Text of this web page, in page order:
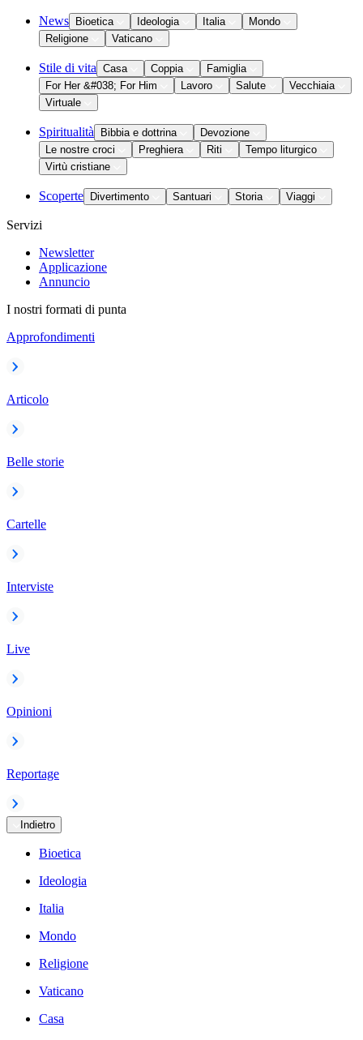
News Bioetica Ideologia Italia
Mondo
Religione
Vaticano
Stile di vita Casa Coppia
Famiglia
For Her &#038; For Him
Lavoro Salute
Vecchiaia
Virtuale
Spiritualità Bibbia e dottrina
Devozione
Le nostre croci
Preghiera Riti
Tempo liturgico
Virtù cristiane
Scoperte Divertimento Santuari Storia Viaggi
Servizi
Newsletter
Applicazione
Annuncio
I nostri formati di punta
Approfondimenti
Articolo
Belle storie
Cartelle
Interviste
Live
Opinioni
Reportage
Indietro
Bioetica
Ideologia
Italia
Mondo
Religione
Vaticano
Casa